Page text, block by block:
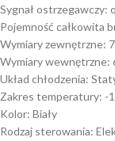
Sygnał ostrzegawczy:
Pojemność całkowita
Wymiary zewnętrzne:
Wymiary wewnętrzne:
Układ chłodzenia:
Zakres temperatury: -
Kolor: Biały
Rodzaj sterowania: